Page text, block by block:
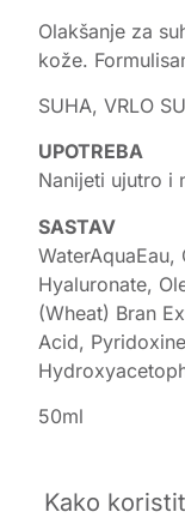
Olakšanje za
kože.
SUHA, VRLO
UPOTREBA
Nanijeti ujutro i
SASTAV
Hyaluronate,
(Wheat) Bran
Acid,
50ml
Kako